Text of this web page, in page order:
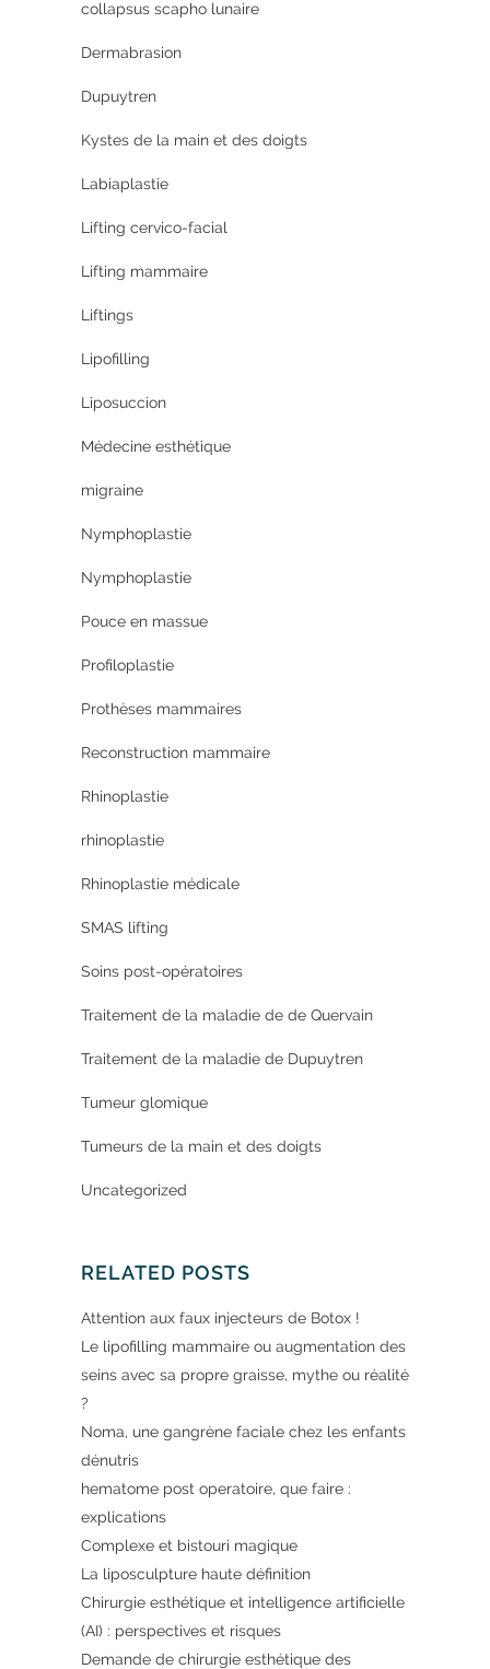
collapsus scapho lunaire
Dermabrasion
Dupuytren
Kystes de la main et des doigts
Labiaplastie
Lifting cervico-facial
Lifting mammaire
Liftings
Lipofilling
Liposuccion
Médecine esthétique
migraine
Nymphoplastie
Nymphoplastie
Pouce en massue
Profiloplastie
Prothèses mammaires
Reconstruction mammaire
Rhinoplastie
rhinoplastie
Rhinoplastie médicale
SMAS lifting
Soins post-opératoires
Traitement de la maladie de de Quervain
Traitement de la maladie de Dupuytren
Tumeur glomique
Tumeurs de la main et des doigts
Uncategorized
RELATED POSTS
Attention aux faux injecteurs de Botox !
Le lipofilling mammaire ou augmentation des
seins avec sa propre graisse, mythe ou réalité
?
Noma, une gangrène faciale chez les enfants
dénutris
hematome post operatoire, que faire :
explications
Complexe et bistouri magique
La liposculpture haute définition
Chirurgie esthétique et intelligence artificielle
(AI) : perspectives et risques
Demande de chirurgie esthétique des